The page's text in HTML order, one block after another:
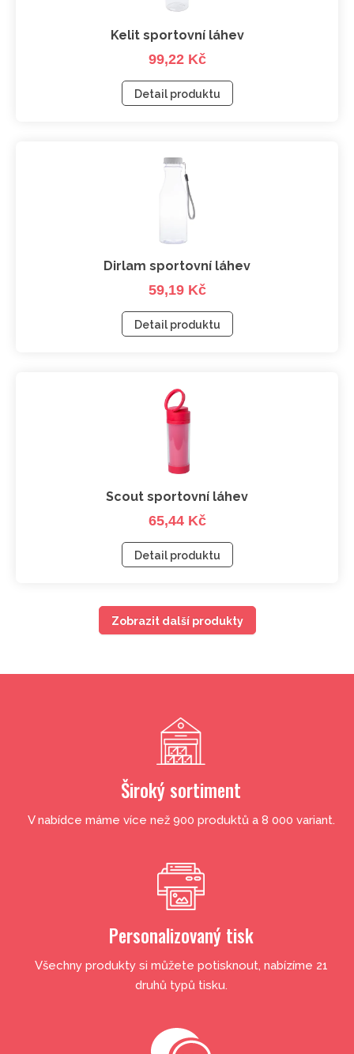
Kelit sportovní láhev
99,22 Kč
Detail produktu
Dirlam sportovní láhev
59,19 Kč
Detail produktu
Scout sportovní láhev
65,44 Kč
Detail produktu
Zobrazit další produkty
Široký sortiment
V nabídce máme více než 900 produktů a 8 000 variant.
Personalizovaný tisk
Všechny produkty si můžete potisknout, nabízíme 21
druhů typů tisku.